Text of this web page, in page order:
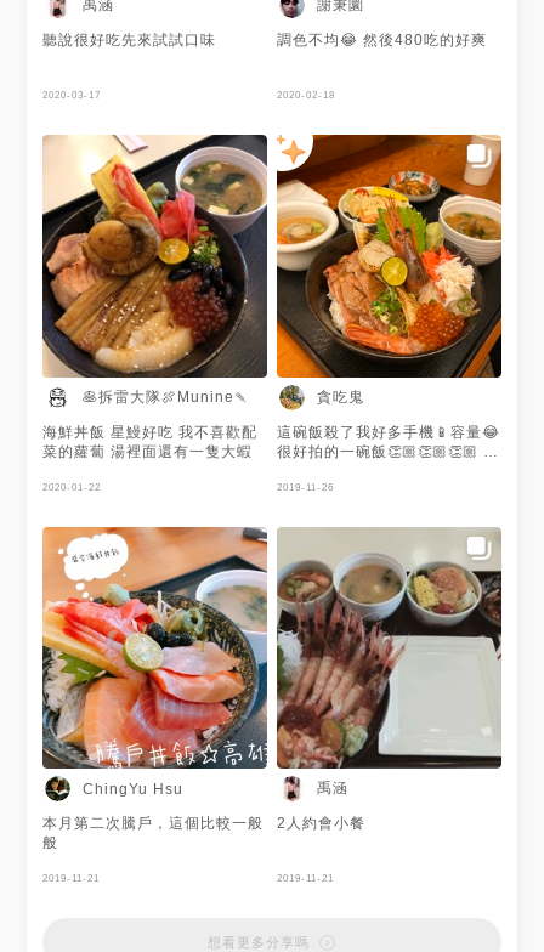
禹涵
聽說很好吃先來試試口味
2020-03-17
謝秉圜
調色不均😂 然後480吃的好爽
2020-02-18
🥞拆雷大隊🍖Munine🍡
海鮮丼飯 星鰻好吃 我不喜歡配
菜的蘿蔔 湯裡面還有一隻大蝦
2020-01-22
貪吃鬼
這碗飯殺了我好多手機📱容量😂
很好拍的一碗飯👏🏼👏🏼👏🏼 還
碗裡面有肉也有生蝦🦐跟鮭魚卵
照顧到了👍👍👍
2019-11-26
ChingYu Hsu
本月第二次騰戶，這個比較一般
般
2019-11-21
禹涵
2人約會小餐
2019-11-21
想看更多分享嗎